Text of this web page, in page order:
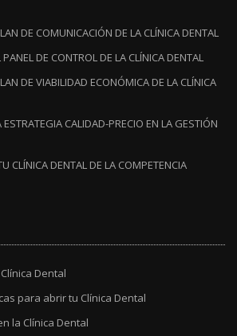
DE COMUNICACIÓN DE LA CLÍNICA DENTAL
DE CONTROL DE LA CLÍNICA DENTAL
DE VIABILIDAD ECONÓMICA DE LA CLÍNICA
CALIDAD-PRECIO EN LA GESTIÓN
CLÍNICA DENTAL DE LA COMPETENCIA
Dental
para abrir tu Clínica Dental
la Clínica Dental